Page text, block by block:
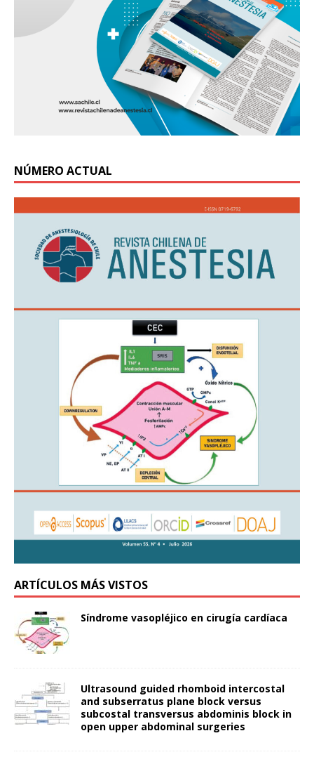
NÚMERO ACTUAL
ARTÍCULOS MÁS VISTOS
Síndrome vasopléjico en cirugía cardíaca
Ultrasound guided rhomboid intercostal
and subserratus plane block versus
subcostal transversus abdominis block in
open upper abdominal surgeries